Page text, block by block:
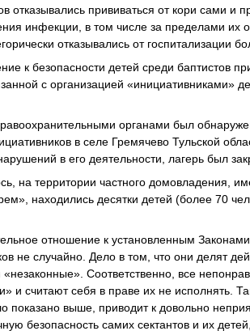
отказывались прививаться от кори сами и
инфекции, в том числе за пределами их
отказывались от госпитализации
к безопасности детей среди баптистов
с организацией «инициативниками»
органами был
в селе Гремячево Тульской
в его деятельности, лагерь был
на территории частного домовладения,
находились десятки детей (более 70
отношение к установленным
не случайно. Дело в том, что они делят
«незаконные». Соответственно, все
и считают себя в праве их не исполнять.
показано выше, приводит к довольно
безопасность самих сектантов и их